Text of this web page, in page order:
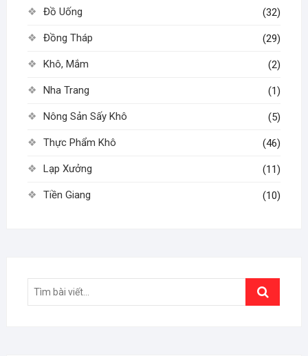
Đồ Uống (32)
Đồng Tháp (29)
Khô, Mắm (2)
Nha Trang (1)
Nông Sản Sấy Khô (5)
Thực Phẩm Khô (46)
Lạp Xưởng (11)
Tiền Giang (10)
Search